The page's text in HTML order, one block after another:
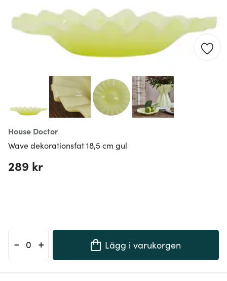
House Doctor
Wave dekorationsfat 18,5 cm gul
289 kr
- + Lägg i varukorgen